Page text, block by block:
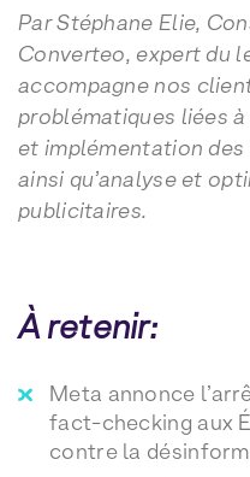
Par Stéphane Elie,
Converteo, expert du
accompagne nos
problématiques liées
et implémentation
ainsi qu’analyse et
publicitaires.
À retenir:
Meta annonce
fact-checking aux
contre la